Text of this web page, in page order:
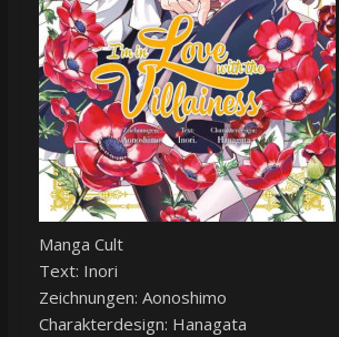
Manga Cult
Text: Inori
Zeichnungen: Aonoshimo
Charakterdesign: Hanagata